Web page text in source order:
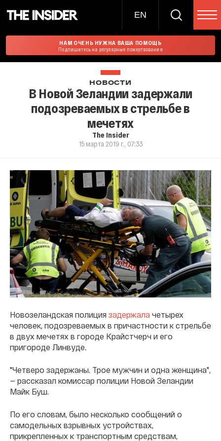
EN
НАМ ОЧЕНЬ НУЖНА ВАША ПОМОЩЬ
Подпишитесь на регулярные пожертвования
НОВОСТИ
В Новой Зеландии задержали
подозреваемых в стрельбе в
мечетях
The Insider
15 марта 2019 г., 07:33
Новозеландская полиция задержала четырех
человек, подозреваемых в причастности к стрельбе
в двух мечетях в городе Крайстчерч и его
пригороде Линвуде.
"Четверо задержаны. Трое мужчин и одна женщина",
— рассказал комиссар полиции Новой Зеландии
Майк Буш.
По его словам, было несколько сообщений о
самодельных взрывных устройствах,
прикрепленных к транспортным средствам,